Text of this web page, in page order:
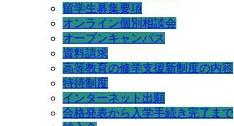
留学生募集要項
オンライン個別相談会
オープンキャンパス
資料請求
高等教育の修学支援新制度の内容
特待制度
インターネット出願
合格発表から入学手続き完了まで